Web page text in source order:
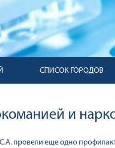
СПИСОК ГОРОДОВ
и
провели еще одно